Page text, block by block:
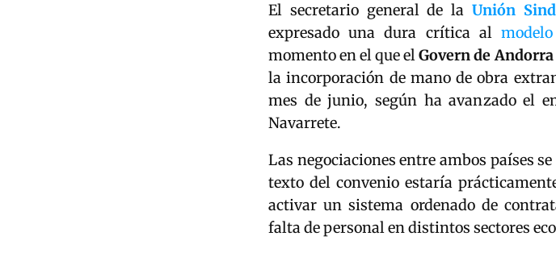
El secretario general de laUnión
expresado una dura crítica al
momento en el que elGovern de Andorra
la incorporación de mano de obra
mes de junio, según ha avanzado el
Navarrete.
Las negociaciones entre ambos países
texto del convenio estaría
activar un sistema ordenado de
falta de personal en distintos sectores